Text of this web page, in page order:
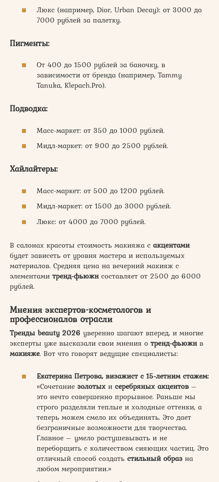
Люкс (например, Dior, Urban Decay): от 3000 до
7000 рублей за палетку.
Пигменты:
От 400 до 1500 рублей за баночку, в
зависимости от бренда (например, Tammy
Tanuka, Klepach.Pro).
Подводка:
Масс-маркет: от 350 до 1000 рублей.
Мидл-маркет: от 900 до 2500 рублей.
Хайлайтеры:
Масс-маркет: от 500 до 1200 рублей.
Мидл-маркет: от 1500 до 3000 рублей.
Люкс: от 4000 до 7000 рублей.
В салонах красоты стоимость макияжа с акцентами
будет зависеть от уровня мастера и используемых
материалов. Средняя цена на вечерний макияж с
элементами тренд-фьюжн составляет от 2500 до 6000
рублей.
Мнения экспертов-косметологов и
профессионалов отрасли
Тренды beauty 2026 уверенно шагают вперед, и многие
эксперты уже высказали свои мнения о тренд-фьюжн в
макияже. Вот что говорят ведущие специалисты:
Екатерина Петрова, визажист с 15-летним стажем:
«Сочетание золотых и серебряных акцентов –
это нечто совершенно прорывное. Раньше мы
строго разделяли теплые и холодные оттенки, а
теперь можем смело их объединять. Это дает
безграничные возможности для творчества.
Главное – умело растушевывать и не
переборщить с количеством сияющих частиц. Это
отличный способ создать стильный образ на
любом мероприятии.»